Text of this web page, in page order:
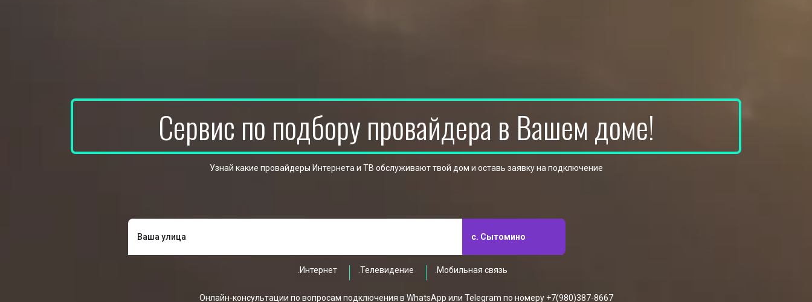
Сервис по подбору провайдера в Вашем доме!
Узнай какие провайдеры Интернета и ТВ обслуживают твой дом и оставь заявку на подключение
с. Сытомино
.Интернет .Телевидение .Мобильная связь
Онлайн-консультации по вопросам подключения в WhatsApp или Telegram по номеру +7(980)387-8667